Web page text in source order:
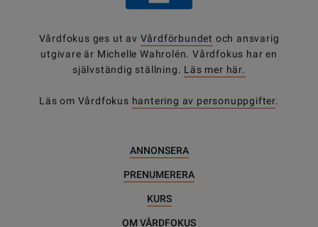
Vårdfokus ges ut av Vårdförbundet och ansvarig
utgivare är Michelle Wahrolén. Vårdfokus har en
självständig ställning. Läs mer här.
Läs om Vårdfokus hantering av personuppgifter.
ANNONSERA
PRENUMERERA
KURS
OM VÅRDFOKUS